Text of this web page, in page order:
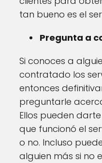
tan bueno es el
Pregunta a
Si conoces a
contratado los
entonces
preguntarle
Ellos pueden
que funcionó el
o no. Incluso
alguien más si no